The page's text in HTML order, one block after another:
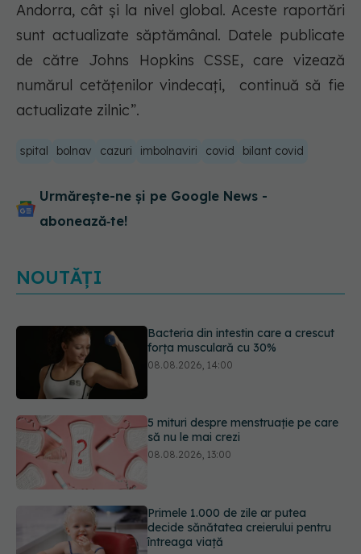
Andorra, cât și la nivel global. Aceste raportări
sunt actualizate săptămânal. Datele publicate
de către Johns Hopkins CSSE, care vizează
numărul cetățenilor vindecați, continuă să fie
actualizate zilnic”.
spital bolnav cazuri imbolnaviri covid bilant covid
Urmărește-ne și pe Google News -
abonează‑te!
NOUTĂȚI
5 mituri despre menstruație pe care
să nu le mai crezi
08.08.2026, 13:00
Primele 1.000 de zile ar putea
decide sănătatea creierului pentru
întreaga viață
Analiza de sânge AST (SGOT): ce
înseamnă rezultatele și când sunt un
semnal de alarmă